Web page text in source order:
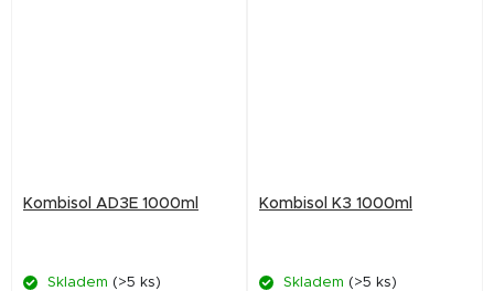
Kombisol AD3E 1000ml
Skladem (>5 ks)
Kombisol K3 1000ml
Skladem (>5 ks)